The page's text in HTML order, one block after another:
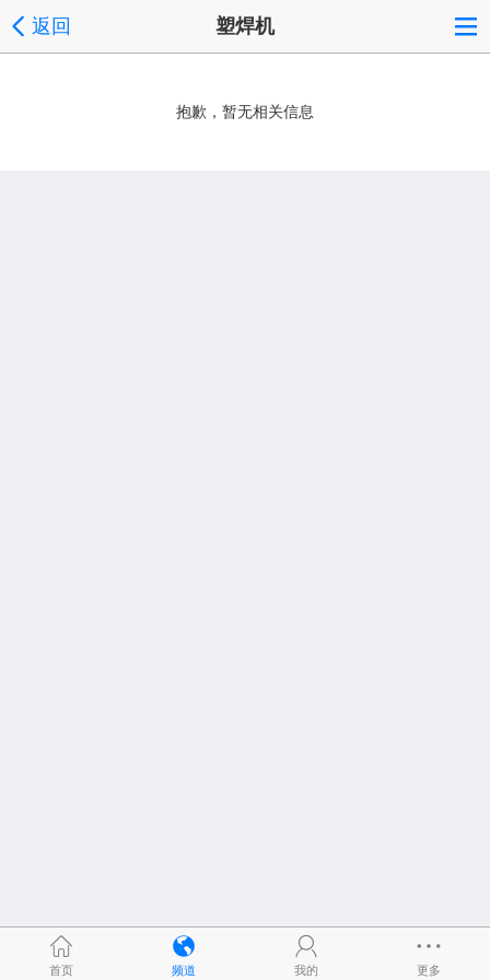
返回 塑焊机
抱歉，暂无相关信息
首页 频道 我的 更多